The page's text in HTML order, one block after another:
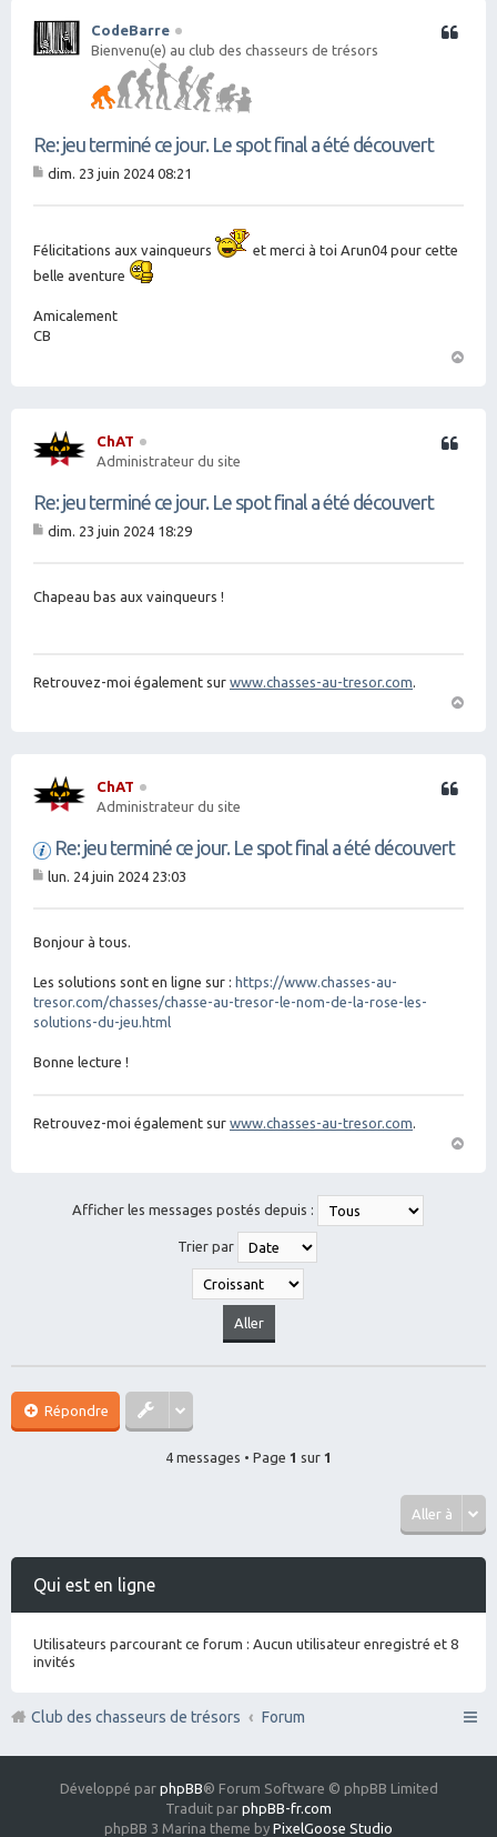
CodeBarre
Bienvenu(e) au club des chasseurs de trésors
Re: jeu terminé ce jour. Le spot final a été découvert
Citation
e
dim. 23 juin 2024 08:21
Félicitations aux vainqueurs
et merci à toi Arun04 pour cette
belle aventure
Amicalement
CB
ChAT
Administrateur du site
Re: jeu terminé ce jour. Le spot final a été découvert
Citation
g
dim. 23 juin 2024 18:29
Chapeau bas aux vainqueurs !
Retrouvez-moi également sur www.chasses-au-tresor.com
ChAT
Administrateur du site
Re: jeu terminé ce jour. Le spot final a été découvert
Citation
g
lun. 24 juin 2024 23:03
Bonjour à tous.
Les solutions sont en ligne sur : https://www.chasses-au-
tresor.com/chasses/chasse-au-tresor-le-nom-de-la-rose-les-
solutions-du-jeu.html
Bonne lecture !
Retrouvez-moi également sur www.chasses-au-tresor.com.
Afficher les messages postés depuis :
Trier par
Répondre
4 messages • Page 1 sur 1
Aller à
Qui est en ligne
Utilisateurs parcourant ce forum : Aucun utilisateur enregistré et 8
invités
Club des chasseurs de trésors Forum
Développé par phpBB® Forum Software © phpBB Limited
Traduit par phpBB-fr.com
phpBB 3 Marina theme by PixelGoose Studio